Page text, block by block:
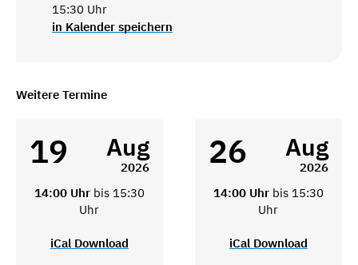
15:30 Uhr
in Kalender speichern
Weitere Termine
19 Aug
2026
14:00 Uhr bis 15:30
Uhr
iCal Download
26 Aug
2026
14:00 Uhr bis 15:30
Uhr
iCal Download